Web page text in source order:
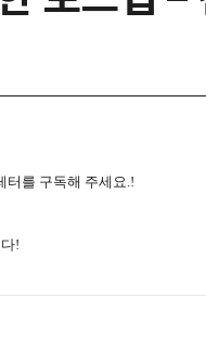
터를 구독해 주세요.!
!